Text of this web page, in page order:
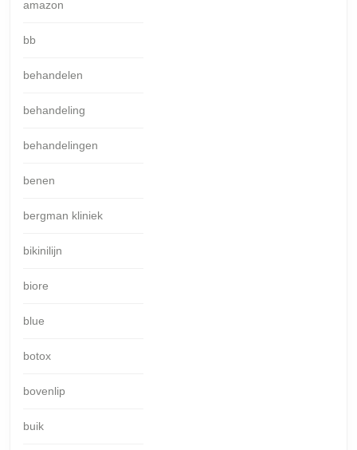
amazon
bb
behandelen
behandeling
behandelingen
benen
bergman kliniek
bikinilijn
biore
blue
botox
bovenlip
buik